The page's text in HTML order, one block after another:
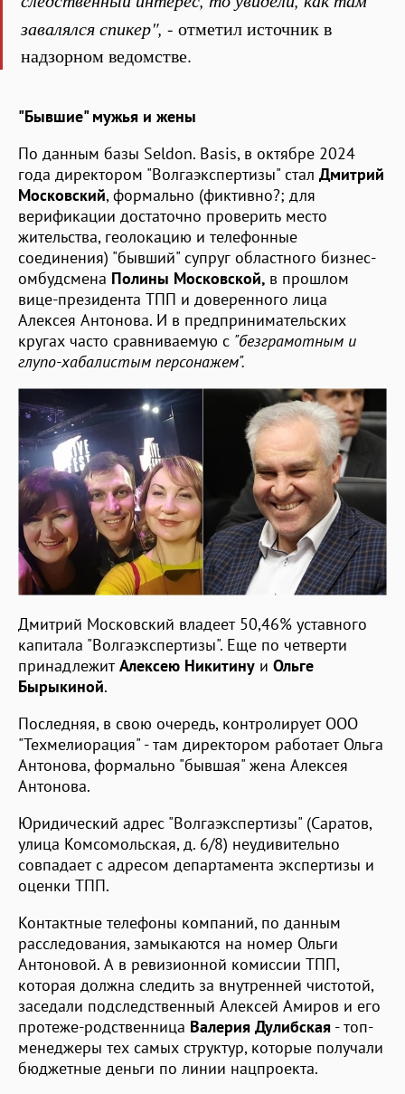
завалялся спикер", - отметил источник в
надзорном ведомстве.
"Бывшие" мужья и жены
По данным базы Seldon. Basis, в октябре 2024
года директором "Волгаэкспертизы" стал Дмитрий
Московский, формально (фиктивно?; для
верификации достаточно проверить место
жительства, геолокацию и телефонные
соединения) "бывший" супруг областного бизнес-
омбудсмена Полины Московской, в прошлом
вице-президента ТПП и доверенного лица
Алексея Антонова. И в предпринимательских
кругах часто сравниваемую с "безграмотным и
глупо-хабалистым персонажем".
Дмитрий Московский владеет 50,46% уставного
капитала "Волгаэкспертизы". Еще по четверти
принадлежитАлексею Никитину и Ольге
Бырыкиной.
Последняя, в свою очередь, контролирует ООО
"Техмелиорация" - там директором работает Ольга
Антонова, формально "бывшая" жена Алексея
Антонова.
Юридический адрес "Волгаэкспертизы" (Саратов,
улица Комсомольская, д. 6/8) неудивительно
совпадает с адресом департамента экспертизы и
оценки ТПП.
Контактные телефоны компаний, по данным
расследования, замыкаются на номер Ольги
Антоновой. А в ревизионной комиссии ТПП,
которая должна следить за внутренней чистотой,
заседали подследственный Алексей Амиров и его
протеже-родственница Валерия Дулибская - топ-
менеджеры тех самых структур, которые получали
бюджетные деньги по линии нацпроекта.